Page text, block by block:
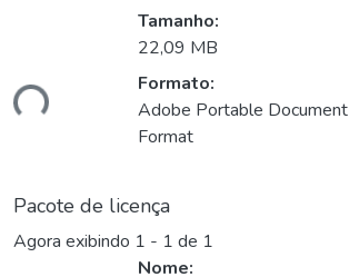
Tamanho:
22,09 MB
Formato:
Adobe Portable Document
Format
Pacote de licença
Agora exibindo 1 - 1 de 1
Nome: